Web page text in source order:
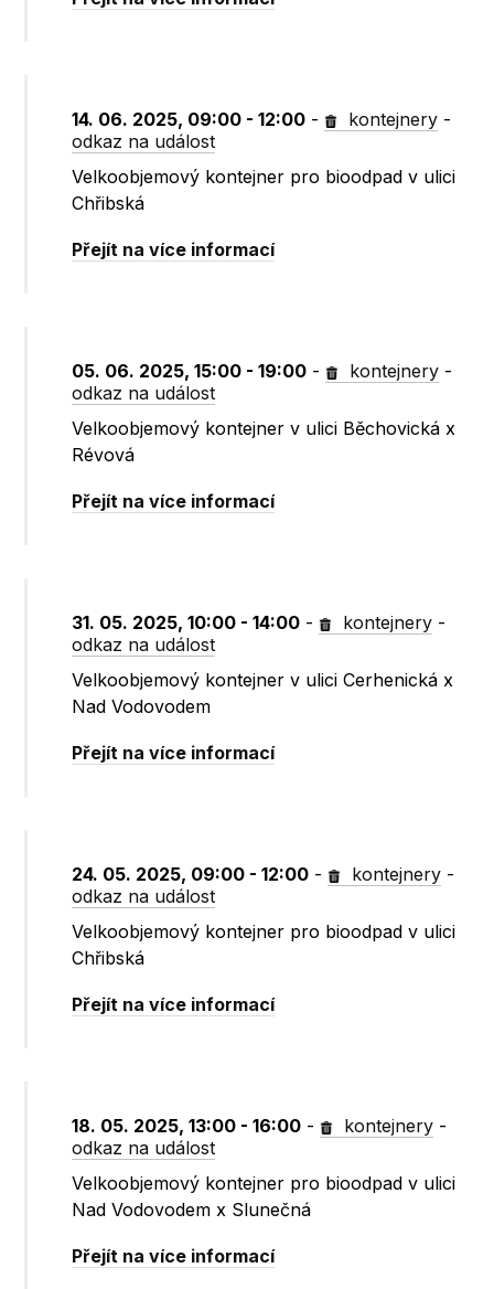
14. 06. 2025, 09:00 - 12:00 - kontejnery -
odkaz na událost
Velkoobjemový kontejner pro bioodpad v ulici
Chřibská
Přejít na více informací
05. 06. 2025, 15:00 - 19:00 - kontejnery -
odkaz na událost
Velkoobjemový kontejner v ulici Běchovická x
Révová
Přejít na více informací
31. 05. 2025, 10:00 - 14:00 - kontejnery -
odkaz na událost
Velkoobjemový kontejner v ulici Cerhenická x
Nad Vodovodem
Přejít na více informací
24. 05. 2025, 09:00 - 12:00 - kontejnery -
odkaz na událost
Velkoobjemový kontejner pro bioodpad v ulici
Chřibská
Přejít na více informací
18. 05. 2025, 13:00 - 16:00 - kontejnery -
odkaz na událost
Velkoobjemový kontejner pro bioodpad v ulici
Nad Vodovodem x Slunečná
Přejít na více informací